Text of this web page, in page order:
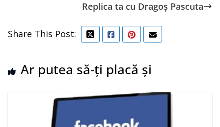
Replica ta cu Dragoș Pascuta
Share This Post:
Ar putea să-ți placă și